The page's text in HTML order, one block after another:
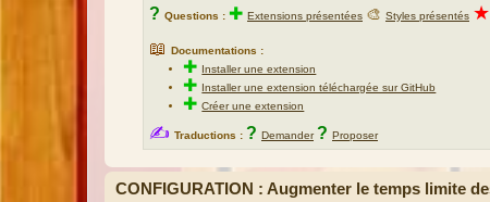
? Questions : ✚ Extensions présentées 🎨 Styles présentés ★
📖 Documentations :
✚ Installer une extension
✚ Installer une extension téléchargée sur GitHub
✚Créer une extension
✍ Traductions : ? Demander ? Proposer
CONFIGURATION : Augmenter le temps limite